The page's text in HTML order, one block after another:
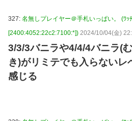
327: 名無しプレイヤー＠手札いっぱい。 (ﾜｯ
[2400:4052:22c2:7100:*]) 2024/10/04(金)
3/3/3バニラや4/4/4バニラ(
き)がリミテでも入らないレ
感じる